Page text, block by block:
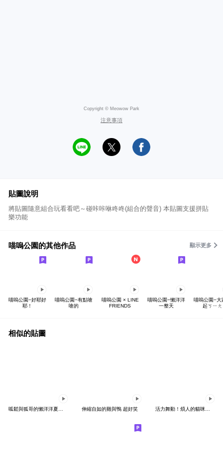
Copyright © Meowow Park
注意事項
貼圖說明
將貼圖隨意組合玩看看吧～碰咔咔咻咚咚(組合的聲音) 本貼圖支援拼貼
樂功能
喵嗚公園的其他作品 顯示更多
喵嗚公園−好耶好
耶！
喵嗚公園−有點嗆
嗆的
喵嗚公園 × LINE
FRIENDS
喵嗚公園−懶洋洋
一整天
喵嗚公園−大
起ㄎㄧㄤ
相似的貼圖
呱鬆與狐哥的懶洋洋夏天 - 動態貼圖 伸縮自如的雞與鴨 超好笑 活力舞動！煩人的貓咪★迷你版 2